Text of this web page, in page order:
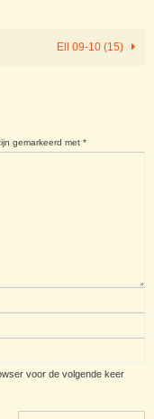
Ell 09-10 (15)
gemarkeerd met *
voor de volgende keer